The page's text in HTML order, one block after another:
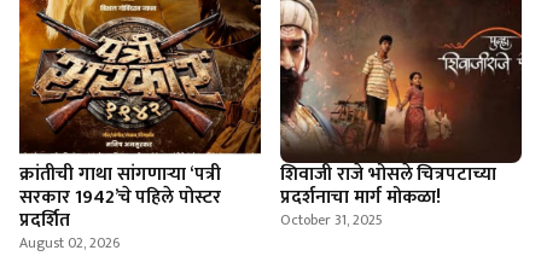
क्रांतीची गाथा सांगणार्‍या ‘पत्री
सरकार 1942’चे पहिले पोस्टर
प्रदर्शित
August 02, 2026
शिवाजी राजे भोसले चित्रपटाच्या
प्रदर्शनाचा मार्ग मोकळा!
October 31, 2025